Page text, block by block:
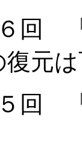
回
元は
回